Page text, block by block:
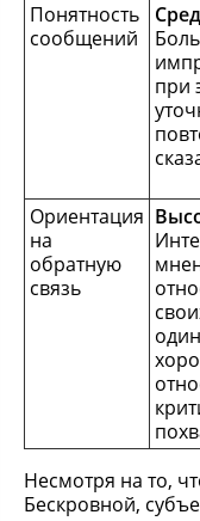
Понятность
сообщений
при
Ориентация
на
обратную
связь
Несмотря на то,
Бескровной,